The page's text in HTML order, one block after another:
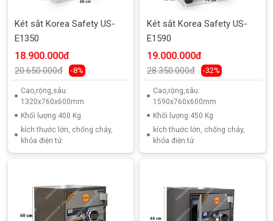
Két sắt Korea Safety US-
E1350
18.900.000đ
20.650.000đ -8%
Cao,rộng,sâu:
1320x760x600mm
Khối lượng:400 Kg
kích thước lớn, chống cháy,
khóa điện tử
Két sắt Korea Safety US-
E1590
19.000.000đ
28.350.000đ -32%
Cao,rộng,sâu:
1590x760x600mm
Khối lượng:450 Kg
kích thước lớn, chống cháy,
khóa điện tử